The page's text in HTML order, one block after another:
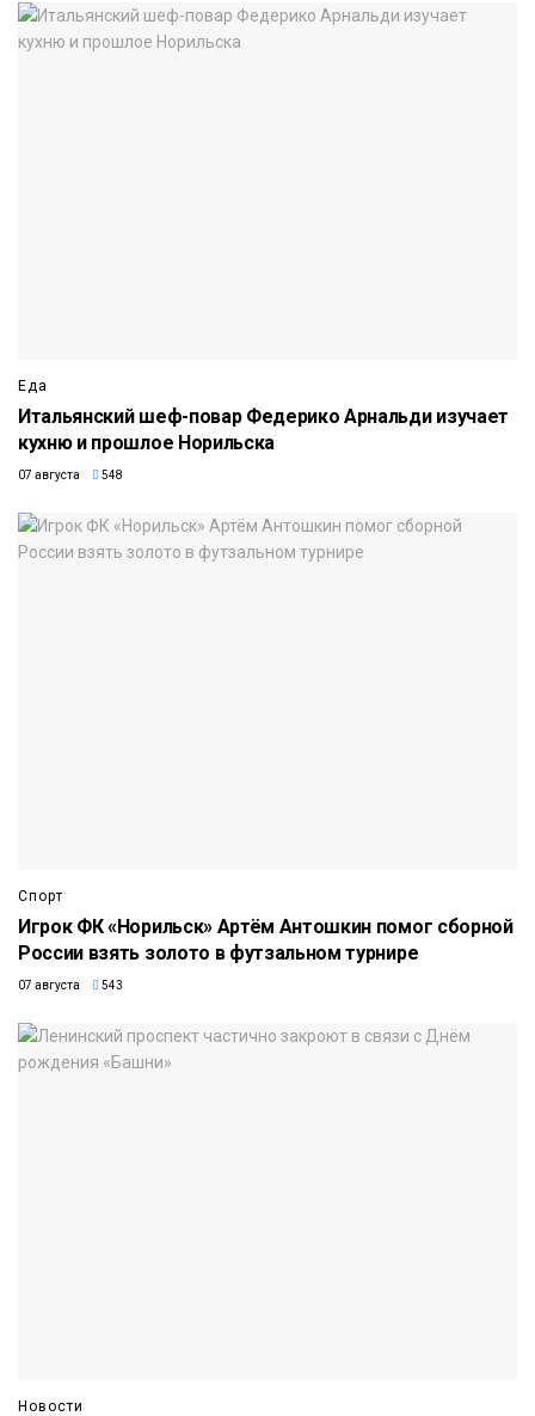
Еда
Итальянский шеф-повар Федерико Арнальди изучает
кухню и прошлое Норильска
07 августа 548
Спорт
Игрок ФК «Норильск» Артём Антошкин помог сборной
России взять золото в футзальном турнире
07 августа 543
Новости